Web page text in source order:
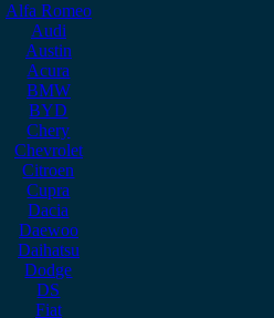
Alfa Romeo
Audi
Austin
Acura
BMW
BYD
Chery
Chevrolet
Citroen
Cupra
Dacia
Daewoo
Daihatsu
Dodge
DS
Fiat